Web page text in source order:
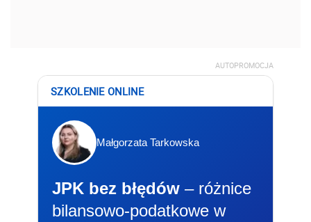
AUTOPROMOCJA
SZKOLENIE ONLINE
Małgorzata Tarkowska
JPK bez błędów – różnice
bilansowo-podatkowe w